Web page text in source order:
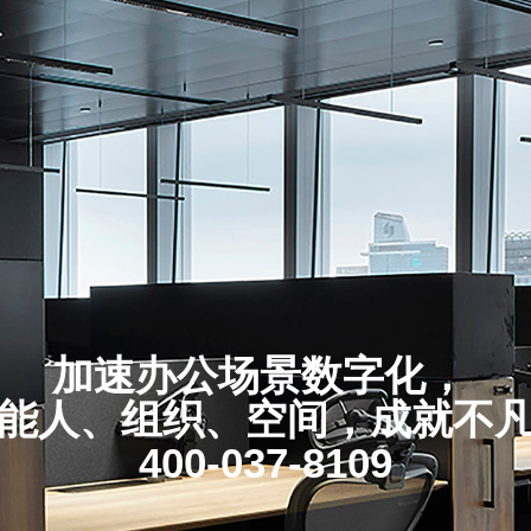
加速办公场景数字化，
人、组织、空间，成就不
400-037-8109